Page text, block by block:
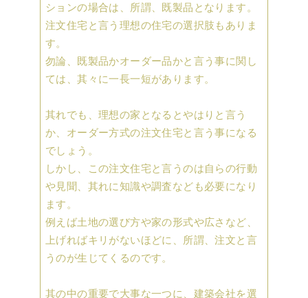
ションの場合は、所謂、既製品となります。
注文住宅と言う理想の住宅の選択肢もありま
す。
勿論、既製品かオーダー品かと言う事に関し
ては、其々に一長一短があります。
其れでも、理想の家となるとやはりと言う
か、オーダー方式の注文住宅と言う事になる
でしょう。
しかし、この注文住宅と言うのは自らの行動
や見聞、其れに知識や調査なども必要になり
ます。
例えば土地の選び方や家の形式や広さなど、
上げればキリがないほどに、所謂、注文と言
うのが生じてくるのです。
其の中の重要で大事な一つに、建築会社を選